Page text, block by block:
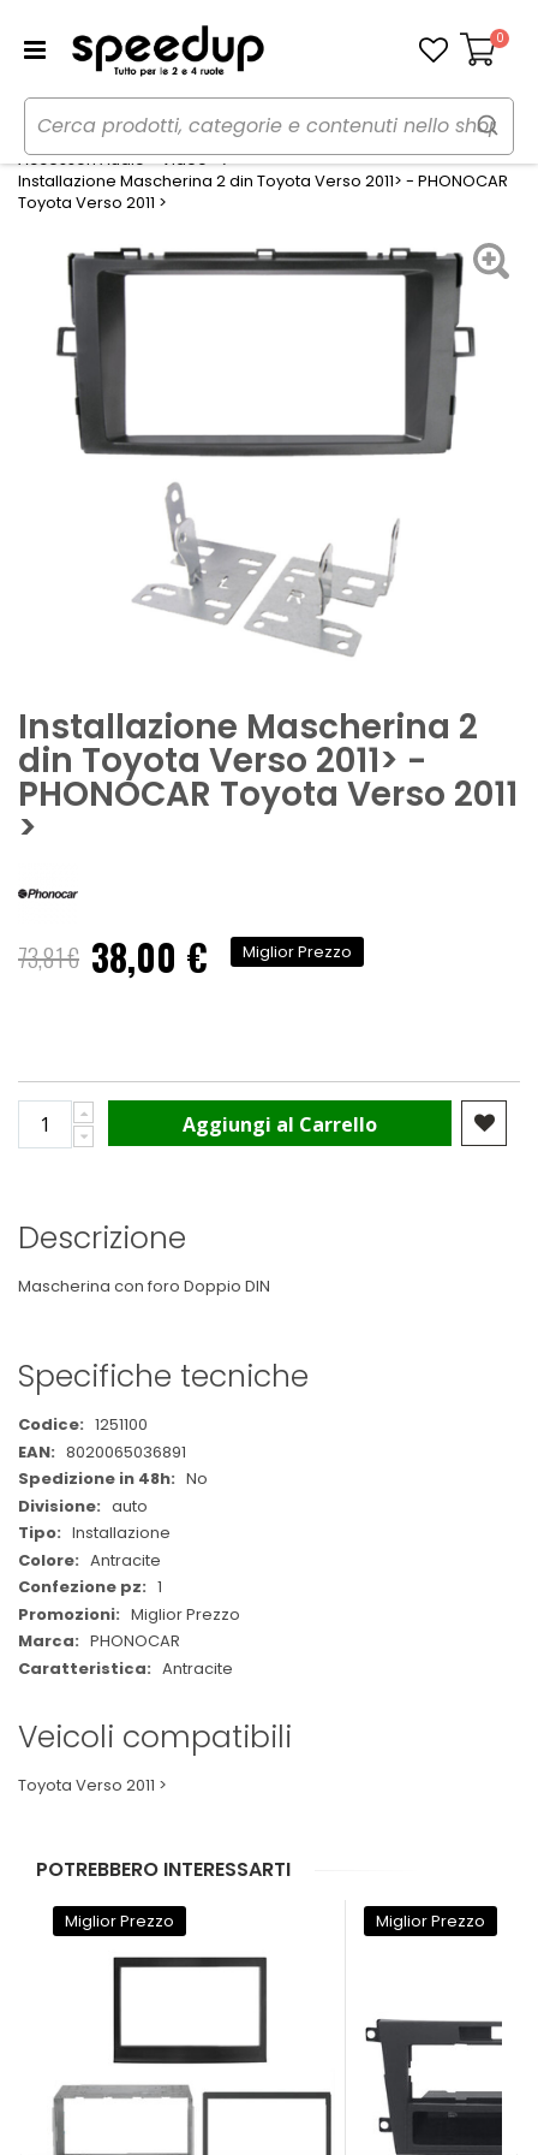
Carrello
0
Home Auto
Audio elettronica mobile
Accessori Audio - Video
Installazione Mascherina 2 din Toyota Verso 2011> - PHONOCAR
Toyota Verso 2011 >
Installazione Mascherina 2
din Toyota Verso 2011> -
PHONOCAR Toyota Verso 2011
>
73,81 € Prezzo
speciale
38,00 € Miglior Prezzo
Aggiungi al Carrello
Descrizione
Mascherina con foro Doppio DIN
Specifiche tecniche
Maggiori
Informazioni
1251100
8020065036891
No
auto
Installazione
Antracite
1
Miglior Prezzo
PHONOCAR
Antracite
Veicoli compatibili
Toyota Verso 2011 >
POTREBBERO INTERESSARTI
Miglior Prezzo Miglior Prezzo